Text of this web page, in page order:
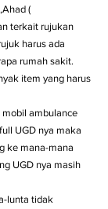
(
terkait rujukan
harus ada
rumah sakit.
item yang harus
ambulance
UGD nya maka
ke mana-mana
UGD nya masih
lunta tidak